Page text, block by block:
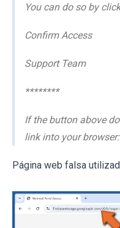
You can do so by
Confirm Access
Support Team
********
If the button above
link into your browser:
Página web falsa